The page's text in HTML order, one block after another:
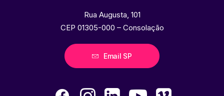
Rua Augusta, 101
CEP 01305-000 – Consolação
Email SP